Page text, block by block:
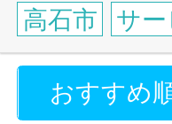
高石市 サ
おすすめ